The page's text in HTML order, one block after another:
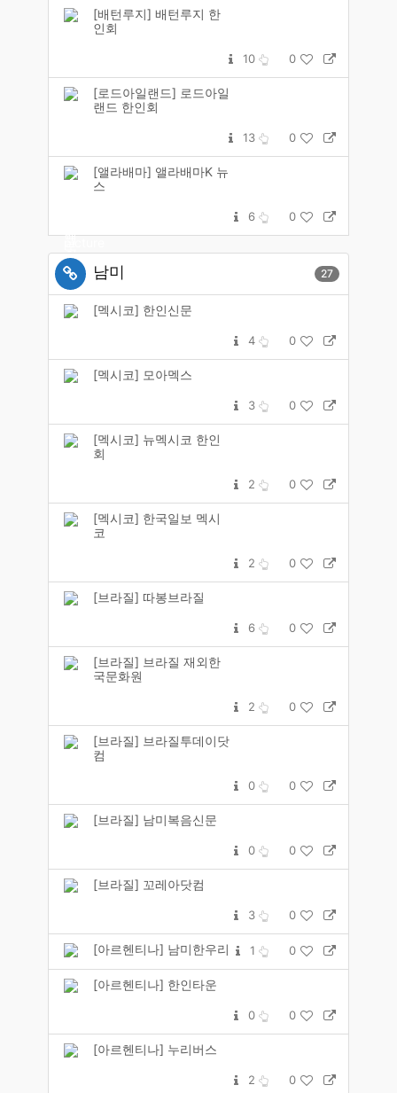
[배턴루지] 배턴루지 한
인회
10 0
[로드아일랜드] 로드아일
랜드 한인회
13 0
[앨라배마] 앨라배마K 뉴
스
6 0
남미 27
[멕시코] 한인신문
4 0
[멕시코] 모아멕스
3 0
[멕시코] 뉴멕시코 한인
회
2 0
[멕시코] 한국일보 멕시
코
2 0
[브라질] 따봉브라질
6 0
[브라질] 브라질 재외한
국문화원
2 0
[브라질] 브라질투데이닷
컴
0 0
[브라질] 남미복음신문
0 0
[브라질] 꼬레아닷컴
3 0
[아르헨티나] 남미한우리 1 0
[아르헨티나] 한인타운
0 0
[아르헨티나] 누리버스
2 0